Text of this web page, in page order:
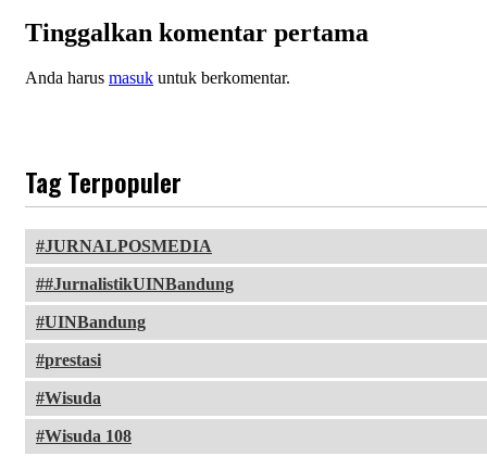
Tinggalkan komentar pertama
Anda harus masuk untuk berkomentar.
Tag Terpopuler
JURNALPOSMEDIA
#JurnalistikUINBandung
UINBandung
prestasi
Wisuda
Wisuda 108